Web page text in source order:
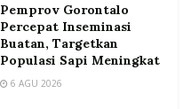
Pemprov Gorontalo
Percepat Inseminasi
Buatan, Targetkan
Populasi Sapi Meningkat
6 AGU 2026